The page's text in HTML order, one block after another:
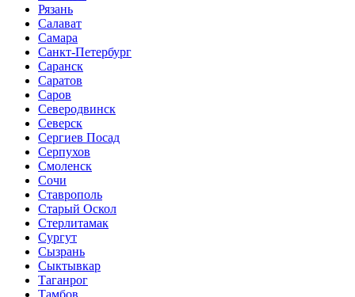
Рязань
Салават
Самара
Санкт-Петербург
Саранск
Саратов
Саров
Северодвинск
Северск
Сергиев Посад
Серпухов
Смоленск
Сочи
Ставрополь
Старый Оскол
Стерлитамак
Сургут
Сызрань
Сыктывкар
Таганрог
Тамбов